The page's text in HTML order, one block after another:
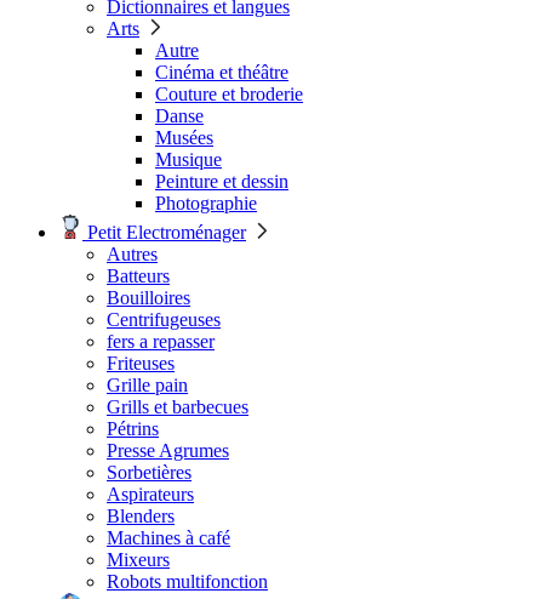
Dictionnaires et langues
Arts
Autre
Cinéma et théâtre
Couture et broderie
Danse
Musées
Musique
Peinture et dessin
Photographie
Petit Electroménager
Autres
Batteurs
Bouilloires
Centrifugeuses
fers a repasser
Friteuses
Grille pain
Grills et barbecues
Pétrins
Presse Agrumes
Sorbetières
Aspirateurs
Blenders
Machines à café
Mixeurs
Robots multifonction